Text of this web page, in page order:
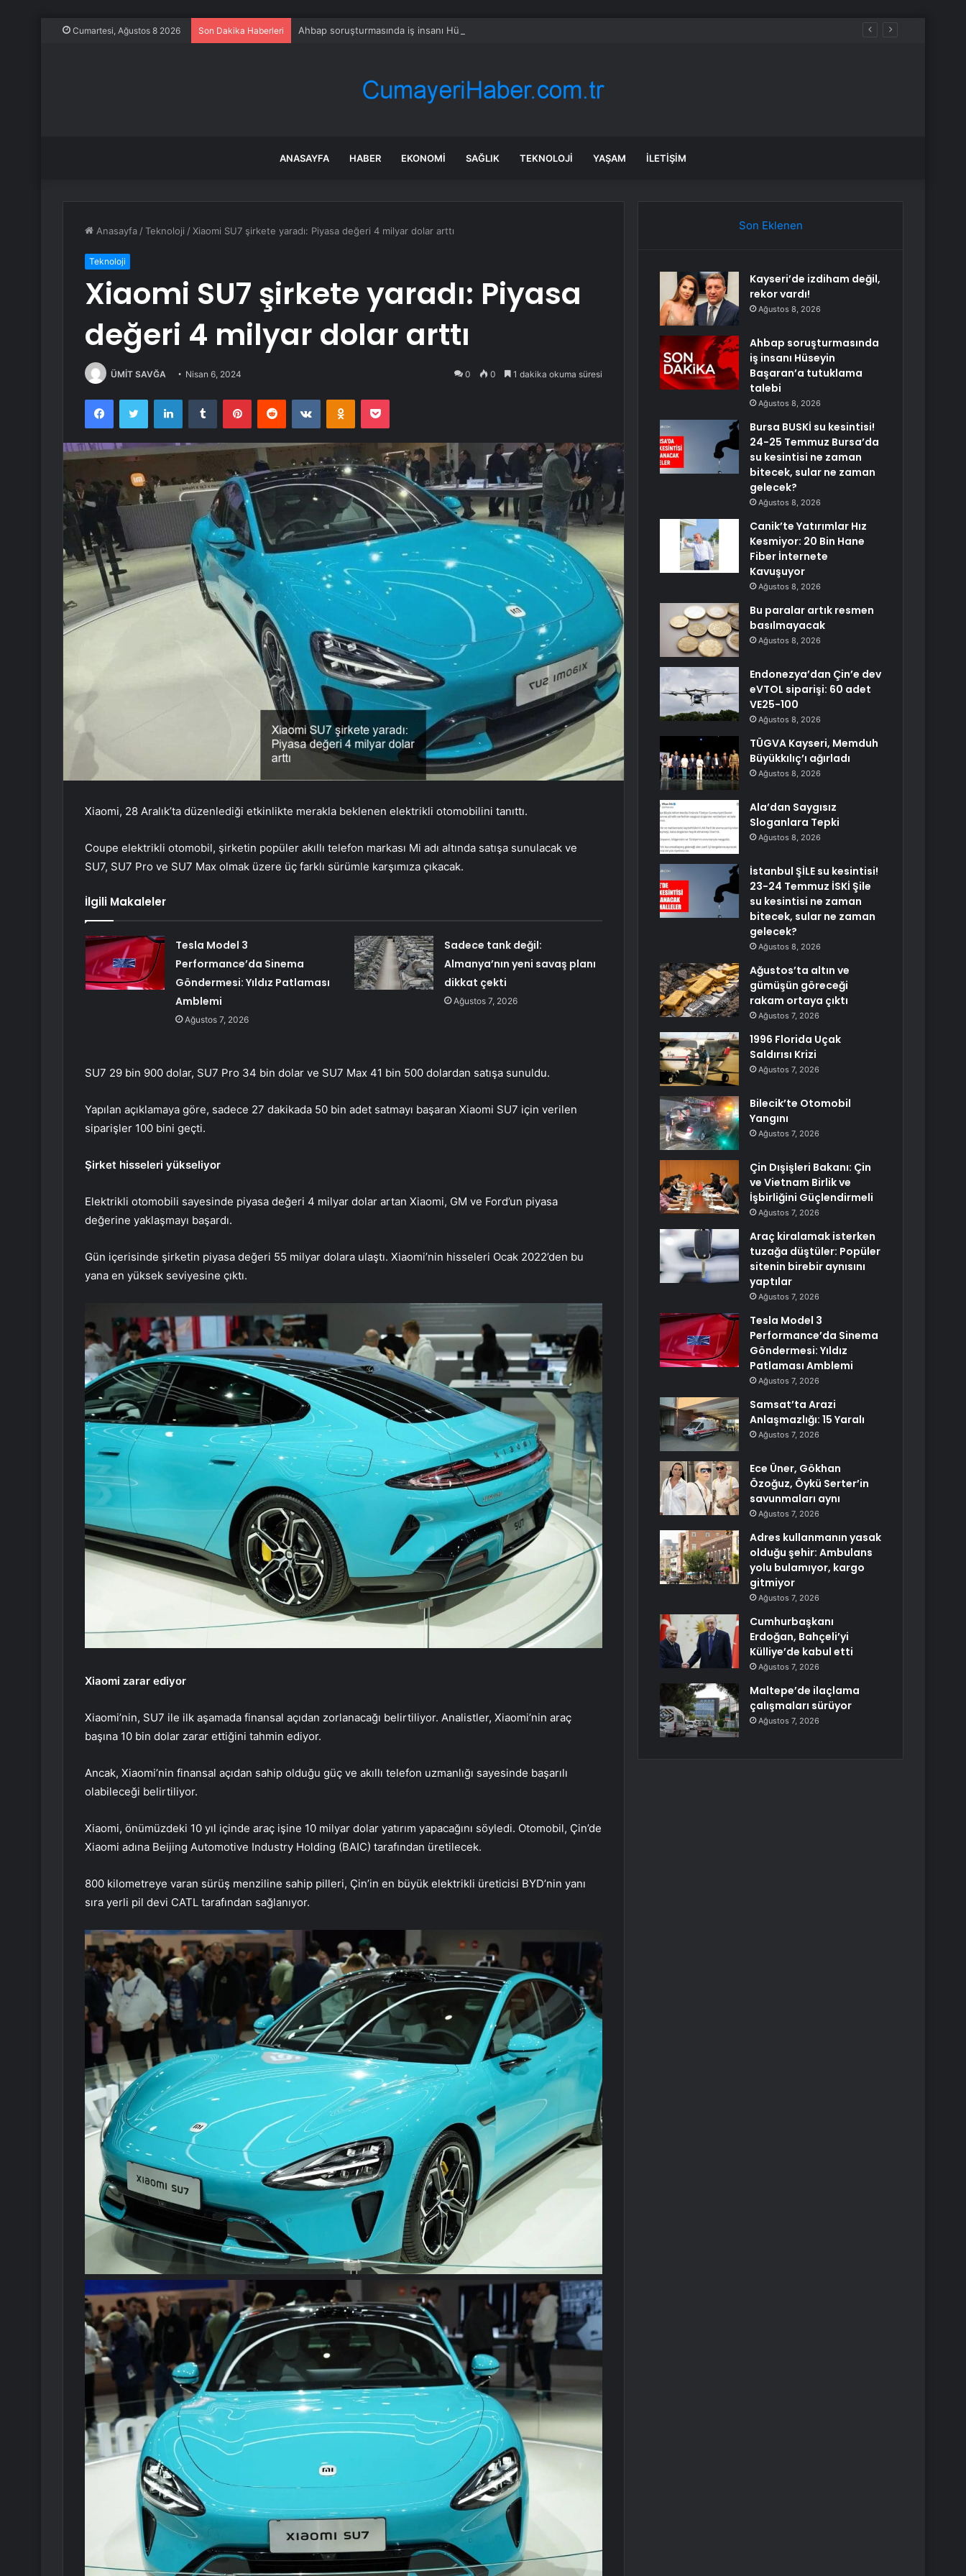
Cumartesi, Ağustos 8 2026 Son Dakika Haberleri Ahbap soruşturmasında iş insanı Hüseyin Başaran’a tutuklama talebi
ANASAYFA HABER EKONOMI SAĞLIK TEKNOLOJI YAŞAM İLETIŞIM
Anasayfa /Teknoloji /Xiaomi SU7 şirkete yaradı: Piyasa değeri 4 milyar dolar arttı
Teknoloji
Xiaomi SU7 şirkete yaradı: Piyasa
değeri 4 milyar dolar arttı
ÜMİT SAVĞA Nisan 6, 2024 0 0 1 dakika okuma süresi
FacebookTwitter LinkedInTumblr PinterestReddit VKontakteOdnoklassniki
Pocket
Xiaomi, 28 Aralık’ta düzenlediği etkinlikte merakla beklenen elektrikli otomobilini tanıttı.
Coupe elektrikli otomobil, şirketin popüler akıllı telefon markası Mi adı altında satışa sunulacak ve
SU7, SU7 Pro ve SU7 Max olmak üzere üç farklı sürümle karşımıza çıkacak.
İlgili Makaleler
Tesla Model 3
Performance’da Sinema
Göndermesi: Yıldız Patlaması
Amblemi
Ağustos 7, 2026
Sadece tank değil:
Almanya’nın yeni savaş planı
dikkat çekti
Ağustos 7, 2026
SU7 29 bin 900 dolar, SU7 Pro 34 bin dolar ve SU7 Max 41 bin 500 dolardan satışa sunuldu.
Yapılan açıklamaya göre, sadece 27 dakikada 50 bin adet satmayı başaran Xiaomi SU7 için verilen
siparişler 100 bini geçti.
Şirket hisseleri yükseliyor
Elektrikli otomobili sayesinde piyasa değeri 4 milyar dolar artan Xiaomi, GM ve Ford’un piyasa
değerine yaklaşmayı başardı.
Gün içerisinde şirketin piyasa değeri 55 milyar dolara ulaştı. Xiaomi’nin hisseleri Ocak 2022’den bu
yana en yüksek seviyesine çıktı.
Xiaomi zarar ediyor
Xiaomi’nin, SU7 ile ilk aşamada finansal açıdan zorlanacağı belirtiliyor. Analistler, Xiaomi’nin araç
başına 10 bin dolar zarar ettiğini tahmin ediyor.
Ancak, Xiaomi’nin finansal açıdan sahip olduğu güç ve akıllı telefon uzmanlığı sayesinde başarılı
olabileceği belirtiliyor.
Xiaomi, önümüzdeki 10 yıl içinde araç işine 10 milyar dolar yatırım yapacağını söyledi. Otomobil, Çin’de
Xiaomi adına Beijing Automotive Industry Holding (BAIC) tarafından üretilecek.
800 kilometreye varan sürüş menziline sahip pilleri, Çin’in en büyük elektrikli üreticisi BYD’nin yanı
sıra yerli pil devi CATL tarafından sağlanıyor.
Son Eklenen
Kayseri’de izdiham değil,
rekor vardı!
Ağustos 8, 2026
Ahbap soruşturmasında
iş insanı Hüseyin
Başaran’a tutuklama
talebi
Ağustos 8, 2026
Bursa BUSKİ su kesintisi!
24-25 Temmuz Bursa’da
su kesintisi ne zaman
bitecek, sular ne zaman
gelecek?
Ağustos 8, 2026
Canik’te Yatırımlar Hız
Kesmiyor: 20 Bin Hane
Fiber İnternete
Kavuşuyor
Ağustos 8, 2026
Bu paralar artık resmen
basılmayacak
Ağustos 8, 2026
Endonezya’dan Çin’e dev
eVTOL siparişi: 60 adet
VE25-100
Ağustos 8, 2026
TÜGVA Kayseri, Memduh
Büyükkılıç’ı ağırladı
Ağustos 8, 2026
Ala’dan Saygısız
Sloganlara Tepki
Ağustos 8, 2026
İstanbul ŞİLE su kesintisi!
23-24 Temmuz İSKİ Şile
su kesintisi ne zaman
bitecek, sular ne zaman
gelecek?
Ağustos 8, 2026
Ağustos’ta altın ve
gümüşün göreceği
rakam ortaya çıktı
Ağustos 7, 2026
1996 Florida Uçak
Saldırısı Krizi
Ağustos 7, 2026
Bilecik’te Otomobil
Yangını
Ağustos 7, 2026
Çin Dışişleri Bakanı: Çin
ve Vietnam Birlik ve
İşbirliğini Güçlendirmeli
Ağustos 7, 2026
Araç kiralamak isterken
tuzağa düştüler: Popüler
sitenin birebir aynısını
yaptılar
Ağustos 7, 2026
Tesla Model 3
Performance’da Sinema
Göndermesi: Yıldız
Patlaması Amblemi
Ağustos 7, 2026
Samsat’ta Arazi
Anlaşmazlığı: 15 Yaralı
Ağustos 7, 2026
Ece Üner, Gökhan
Özoğuz, Öykü Serter’in
savunmaları aynı
Ağustos 7, 2026
Adres kullanmanın yasak
olduğu şehir: Ambulans
yolu bulamıyor, kargo
gitmiyor
Ağustos 7, 2026
Cumhurbaşkanı
Erdoğan, Bahçeli’yi
Külliye’de kabul etti
Ağustos 7, 2026
Maltepe’de ilaçlama
çalışmaları sürüyor
Ağustos 7, 2026